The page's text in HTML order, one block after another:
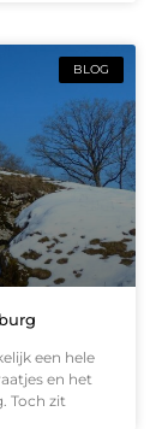
BLOG
een hele
en het
Toch zit